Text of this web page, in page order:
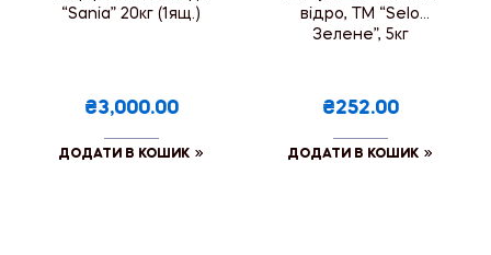
“Sania” 20кг (1ящ.)
₴3,000.00
ДОДАТИ В КОШИК
відро, ТМ “Selo
Зелене”, 5кг
₴252.00
ДОДАТИ В КОШИК